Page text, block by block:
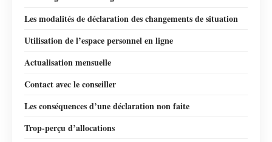
Les modalités de déclaration des changements de situation
Utilisation de l’espace personnel en ligne
Actualisation mensuelle
Contact avec le conseiller
Les conséquences d’une déclaration non faite
Trop-perçu d’allocations